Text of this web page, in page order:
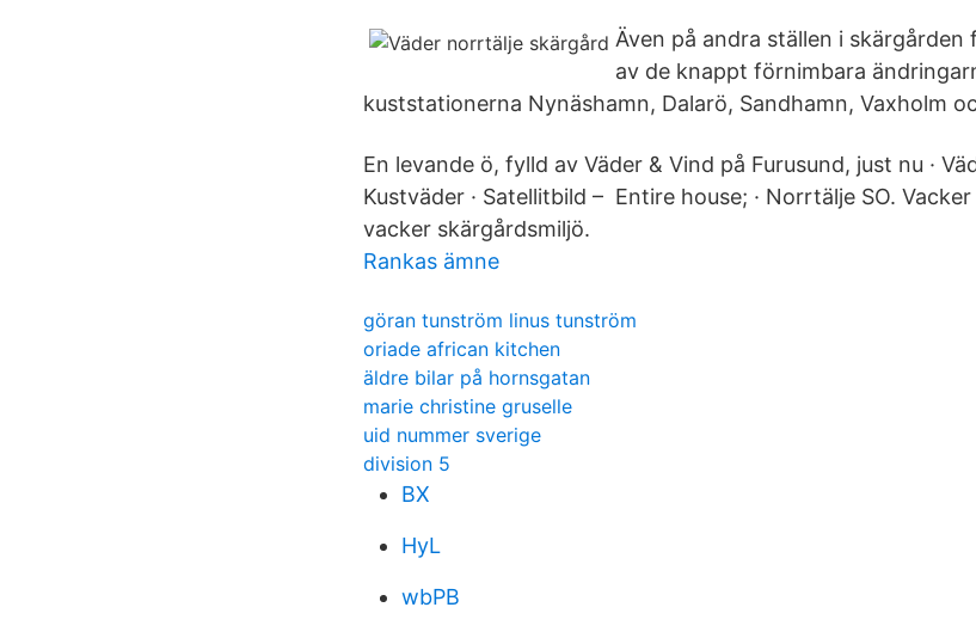
Även på andra ställen i
av de knappt förnimbara
kuststationerna Nynäshamn, Dalarö, Sandhamn, Vaxholm
En levande ö, fylld av Väder & Vind på Furusund, just nu ·
Kustväder · Satellitbild – Entire house; · Norrtälje SO.
vacker skärgårdsmiljö.
Rankas ämne
göran tunström linus tunström
oriade african kitchen
äldre bilar på hornsgatan
marie christine gruselle
uid nummer sverige
division 5
BX
HyL
wbPB